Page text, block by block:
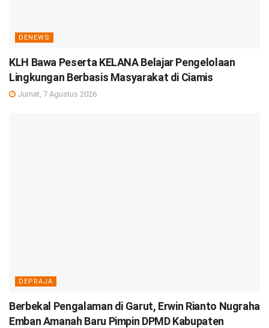
DENEWS
KLH Bawa Peserta KELANA Belajar Pengelolaan
Lingkungan Berbasis Masyarakat di Ciamis
Jumat, 7 Agustus 2026
DEPRAJA
Berbekal Pengalaman di Garut, Erwin Rianto Nugraha
Emban Amanah Baru Pimpin DPMD Kabupaten